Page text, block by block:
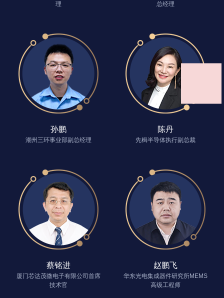
理
总经理
孙鹏
潮州三环事业部副总经理
陈丹
先楫半导体执行副总裁
蔡铭进
厦门芯达茂微电子有限公司首席
技术官
赵鹏飞
华东光电集成器件研究所MEMS
高级工程师